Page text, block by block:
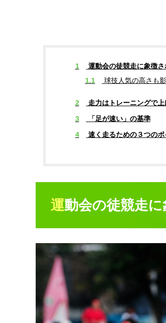
1
運動会の徒競走に象徴
1.1
球技人気の高さも
2
走力はトレーニングで
3
「足が速い」の基準
4
速く走るための３つのポ
運動会の徒競走